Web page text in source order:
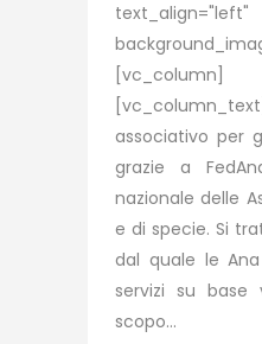
text_align="left"
[vc_column]
associativo per
grazie a
nazionale delle
e di specie. Si
dal quale le
servizi su base
scopo...